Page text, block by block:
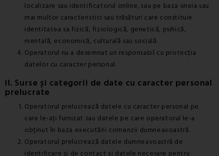
localizare sau identificatorul online, sau pe baza uneia sau
mai multor caracteristici sau trăsături care constituie
identitatea sa fizică, fiziologică, genetică, psihică,
mentală, economică, culturală sau socială.
Operatorul nu a desemnat un responsabil cu protecția
datelor cu caracter personal.
II. Surse și categorii de date cu caracter personal
prelucrate
Operatorul prelucrează datele cu caracter personal pe
care le-ați furnizat sau datele pe care operatorul le-a
obținut în baza executării comenzii dumneavoastră.
Operatorul prelucrează datele dumneavoastră de
identificare și de contact și datele necesare pentru